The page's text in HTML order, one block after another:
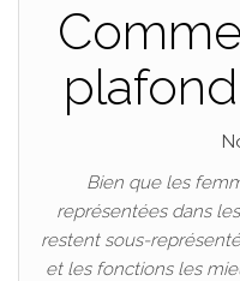
Bien que les
représentées dans
restent sous-
et les fonctions les